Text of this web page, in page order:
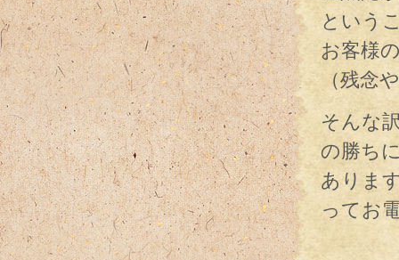
という
お客様
（残念
そんな
の勝ち
ありま
ってお